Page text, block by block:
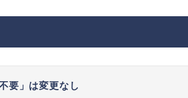
要」は変更なし